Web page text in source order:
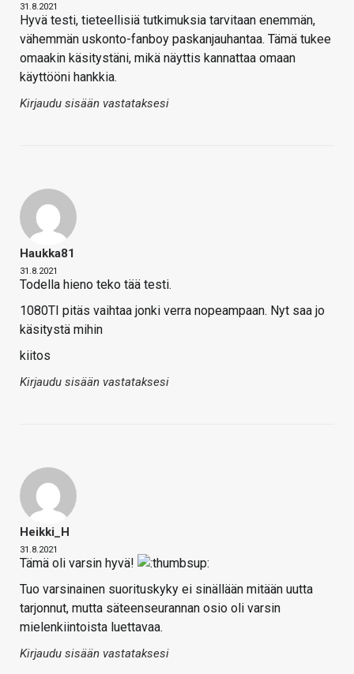
31.8.2021
Hyvä testi, tieteellisiä tutkimuksia tarvitaan enemmän,
vähemmän uskonto-fanboy paskanjauhantaa. Tämä tukee
omaakin käsitystäni, mikä näyttis kannattaa omaan
käyttööni hankkia.
Kirjaudu sisään vastataksesi
Haukka81
31.8.2021
Todella hieno teko tää testi.
1080TI pitäs vaihtaa jonki verra nopeampaan. Nyt saa jo
käsitystä mihin
kiitos
Kirjaudu sisään vastataksesi
Heikki_H
31.8.2021
Tämä oli varsin hyvä!
Tuo varsinainen suorituskyky ei sinällään mitään uutta
tarjonnut, mutta säteenseurannan osio oli varsin
mielenkiintoista luettavaa.
Kirjaudu sisään vastataksesi